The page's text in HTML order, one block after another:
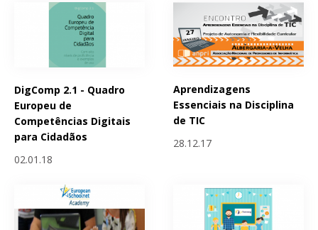
DigComp 2.1 - Quadro
Europeu de
Competências Digitais
para Cidadãos
02.01.18
Aprendizagens
Essenciais na Disciplina
de TIC
28.12.17